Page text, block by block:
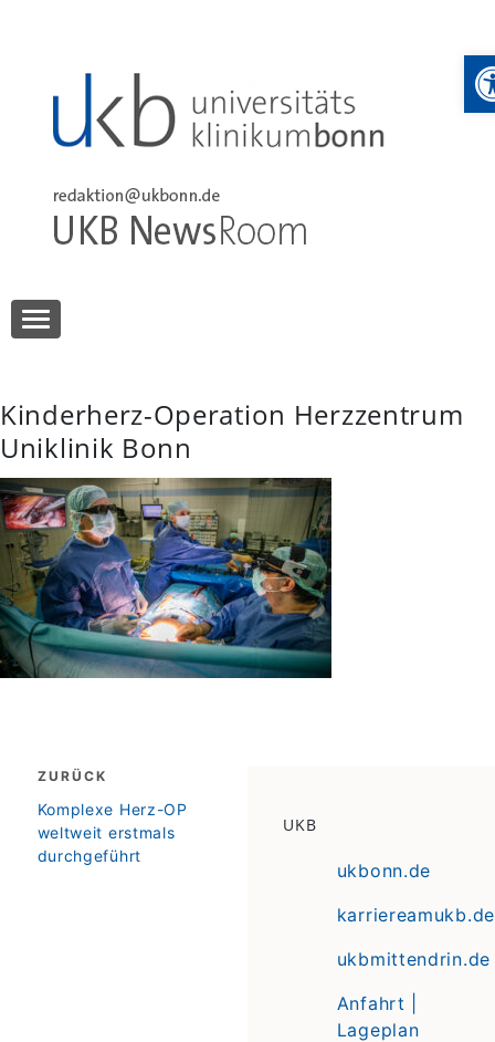
UKB NewsRoom
Kinderherz-Operation Herzzentrum
Uniklinik Bonn
Beitragsnavigation
ZURÜCK
zurück
Komplexe Herz-OP
weltweit erstmals
durchgeführt
UKB
ukbonn.de
karriereamukb.de
ukbmittendrin.de
Anfahrt |
Lageplan